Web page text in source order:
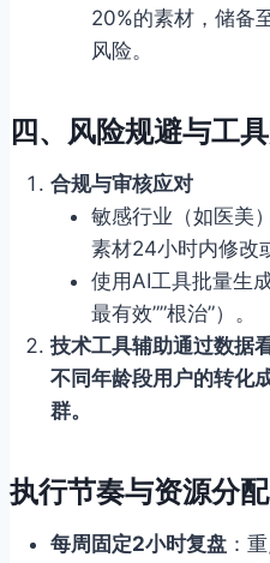
20%的素材，储备
风险。
四、 风险规避与工
合规与审核应对
敏感行业（如医美
素材24小时内修改
使用AI工具批量生
最有效””根治”）。
技术工具辅助通过数据
不同年龄段用户的转化
群。
执行节奏与资源分配
每周固定2小时复盘 ：